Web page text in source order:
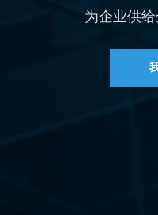
为企业供